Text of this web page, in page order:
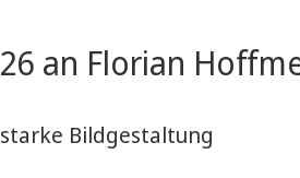
an Florian
Bildgestaltung